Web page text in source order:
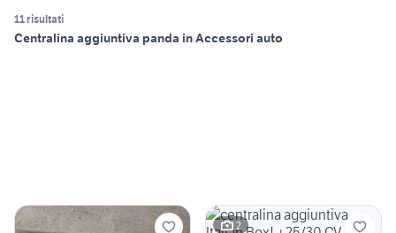
11 risultati
Centralina aggiuntiva panda in Accessori auto
2